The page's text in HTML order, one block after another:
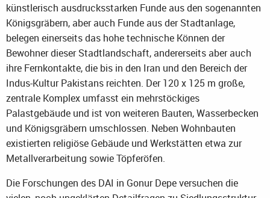
künstlerisch ausdrucksstarken Funde aus den sogenannten
Königsgräbern, aber auch Funde aus der Stadtanlage,
belegen einerseits das hohe technische Können der
Bewohner dieser Stadtlandschaft, andererseits aber auch
ihre Fernkontakte, die bis in den Iran und den Bereich der
Indus-Kultur Pakistans reichten. Der 120 x 125 m große,
zentrale Komplex umfasst ein mehrstöckiges
Palastgebäude und ist von weiteren Bauten, Wasserbecken
und Königsgräbern umschlossen. Neben Wohnbauten
existierten religiöse Gebäude und Werkstätten etwa zur
Metallverarbeitung sowie Töpferöfen.
Die Forschungen des DAI in Gonur Depe versuchen die